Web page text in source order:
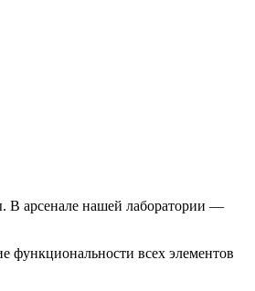
В арсенале нашей лаборатории —
функциональности всех элементов